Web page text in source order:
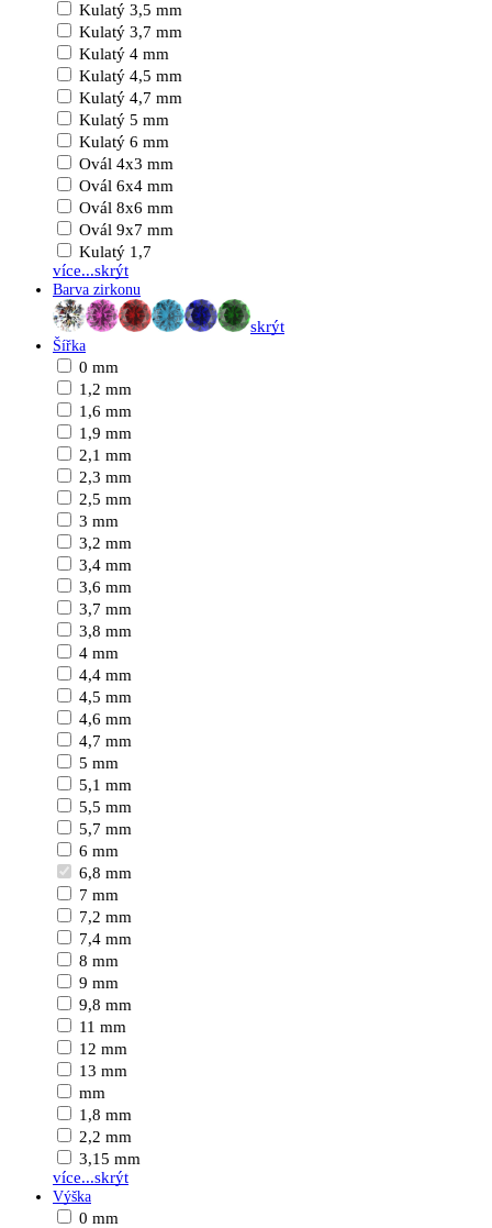
Kulatý 3,5 mm
Kulatý 3,7 mm
Kulatý 4 mm
Kulatý 4,5 mm
Kulatý 4,7 mm
Kulatý 5 mm
Kulatý 6 mm
Ovál 4x3 mm
Ovál 6x4 mm
Ovál 8x6 mm
Ovál 9x7 mm
Kulatý 1,7
více...skrýt
Barva zirkonu
skrýt
Šířka
0 mm
1,2 mm
1,6 mm
1,9 mm
2,1 mm
2,3 mm
2,5 mm
3 mm
3,2 mm
3,4 mm
3,6 mm
3,7 mm
3,8 mm
4 mm
4,4 mm
4,5 mm
4,6 mm
4,7 mm
5 mm
5,1 mm
5,5 mm
5,7 mm
6 mm
6,8 mm
7 mm
7,2 mm
7,4 mm
8 mm
9 mm
9,8 mm
11 mm
12 mm
13 mm
mm
1,8 mm
2,2 mm
3,15 mm
více...skrýt
Výška
0 mm